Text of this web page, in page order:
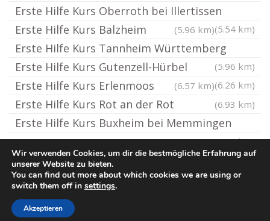
Erste Hilfe Kurs Oberroth bei Illertissen
(5.54 km)
Erste Hilfe Kurs Balzheim (5.96 km)
Erste Hilfe Kurs Tannheim Württemberg
(5.96 km)
Erste Hilfe Kurs Gutenzell-Hürbel
(6.26 km)
Erste Hilfe Kurs Erlenmoos (6.57 km)
Erste Hilfe Kurs Rot an der Rot (6.93 km)
Erste Hilfe Kurs Buxheim bei Memmingen
(6.95 km)
© Erste-Hilfe-Kurs.rocks
Impressum / Datenschutz
Wir verwenden Cookies, um dir die bestmögliche Erfahrung auf
unserer Website zu bieten.
You can find out more about which cookies we are using or
switch them off in settings.
Akzeptieren